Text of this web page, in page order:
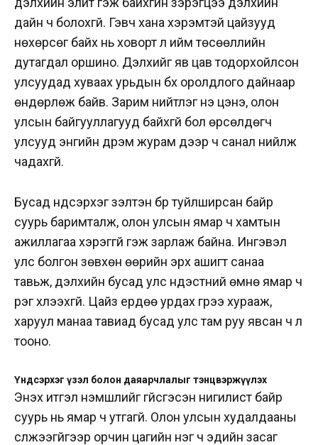
дайн ч болохгүй. Гэвч хана хэрэмтэй цайзууд
нөхөрсөг байх нь ховорт л ийм төсөөллийн
дутагдал оршино. Дэлхийг яв цав тодорхойлсон
улсуудад хуваах урьдын бүх оролдлого дайнаар
өндөрлөж байв. Зарим нийтлэг үнэ цэнэ, олон
улсын байгууллагууд байхгүй бол өрсөлдөгч
улсууд энгийн дүрэм журам дээр ч санал нийлж
чадахгүй.
Бусад үндсэрхэг үзэлтэн бүүр туйлширсан байр
суурь баримталж, олон улсын ямар ч хамтын
ажиллагаа хэрэггүй гэж зарлаж байна. Ингэвэл
улс болгон зөвхөн өөрийн эрх ашигт санаа
тавьж, дэлхийн бусад улс үндэстний өмнө ямар ч
үүрэг хүлээхгүй. Цайз ердөө урдах гүүрээ хурааж,
харуул манаа тавиад бусад улс там руу явсан ч үл
тооно.
Үндсэрхэг үзэл болон даяарчлалыг тэнцвэржүүлэх
Энэхүү итгэл үнэмшлийг үгүйсгэсэн нигилист байр
суурь нь ямар ч утгагүй. Олон улсын худалдааны
сүлжээгүйгээр орчин цагийн нэг ч эдийн засаг